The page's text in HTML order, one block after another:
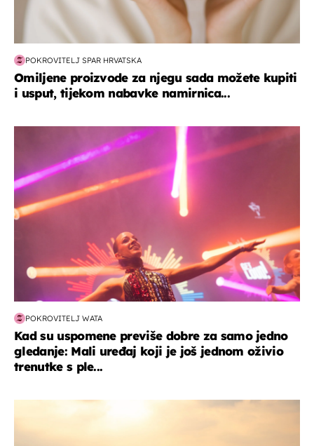
POKROVITELJ SPAR HRVATSKA
Omiljene proizvode za njegu sada možete kupiti
i usput, tijekom nabavke namirnica...
POKROVITELJ WATA
Kad su uspomene previše dobre za samo jedno
gledanje: Mali uređaj koji je još jednom oživio
trenutke s ple...